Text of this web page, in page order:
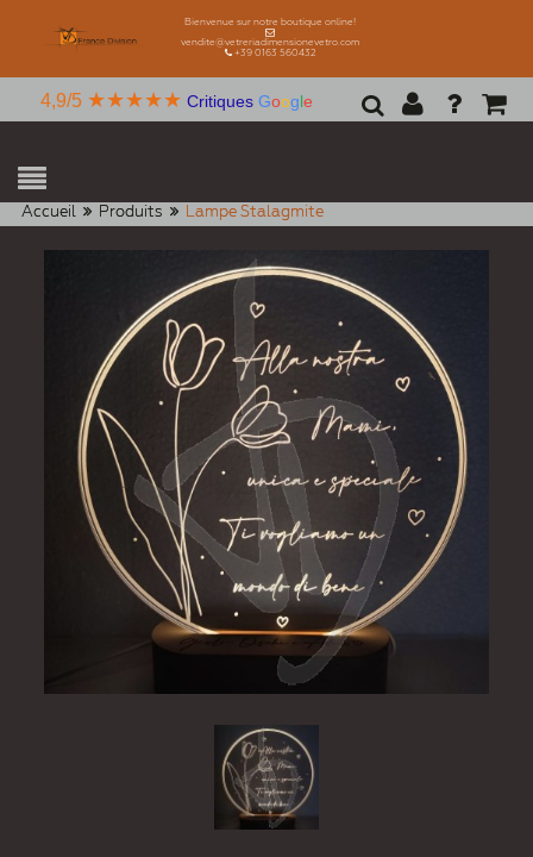
Bienvenue sur notre boutique online!
vendite@vetreriadimensionevetro.com
+39 0163 560432
4,9/5 ★★★★★ Critiques Google
Accueil Produits Lampe Stalagmite